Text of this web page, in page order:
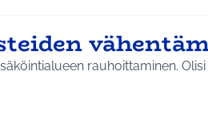
rauhoittaminen.